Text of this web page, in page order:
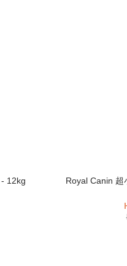
12kg
Royal Canin 超